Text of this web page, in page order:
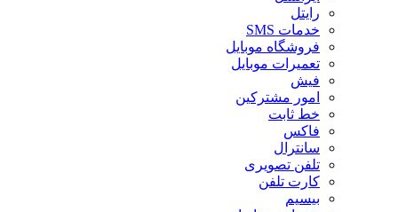
رایتل
خدمات SMS
فروشگاه موبایل
تعمیرات موبایل
فیش
امور مشترکین
خط ثابت
فاکس
سانترال
تلفن تصویری
کارت تلفن
بیسیم